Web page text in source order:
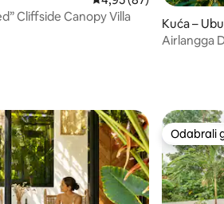
Cliffside Canopy Villa
Kuća –
Airlangga
Odabrali
Odabrali